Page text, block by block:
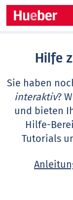
Hilfe
Sie haben
interaktiv?
und bieten
Hilfe-
Tutorials